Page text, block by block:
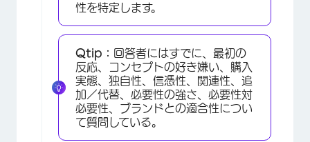
性を特定します。
Qtip： 回答者にはすでに、最初の
反応、コンセプトの好き嫌い、購入
実態、独自性、信憑性、関連性、追
加／代替、必要性の強さ、必要性対
必要性、ブランドとの適合性につい
て質問している。